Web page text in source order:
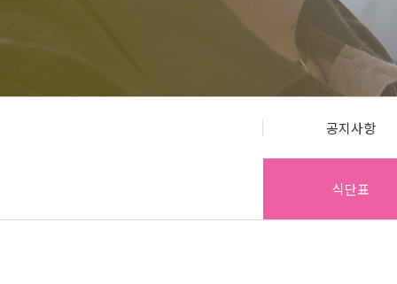
건강생
자율
사회참여
오포센
공지사항
식단표